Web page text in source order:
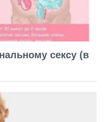
сексу (в